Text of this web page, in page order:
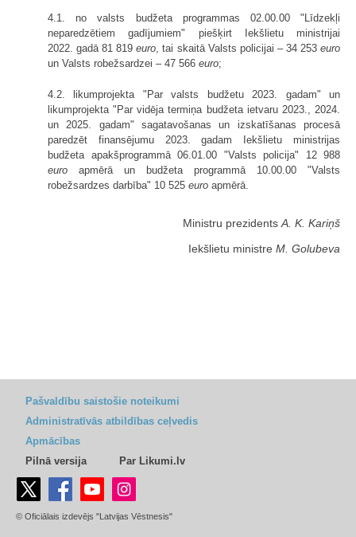
4.1. no valsts budžeta programmas 02.00.00 "Līdzekļi
neparedzētiem gadījumiem" piešķirt Iekšlietu ministrijai
2022. gadā 81 819euro , tai skaitā Valsts policijai – 34 253euro
un Valsts robežsardzei – 47 566 euro;
4.2. likumprojekta "Par valsts budžetu 2023. gadam" un
likumprojekta "Par vidēja termiņa budžeta ietvaru 2023., 2024.
un 2025. gadam" sagatavošanas un izskatīšanas procesā
paredzēt finansējumu 2023. gadam Iekšlietu ministrijas
budžeta apakšprogrammā 06.01.00 "Valsts policija" 12 988
euro apmērā un budžeta programmā 10.00.00 "Valsts
robežsardzes darbība" 10 525 euro apmērā.
Ministru prezidents A. K. Kariņš
Iekšlietu ministre M. Golubeva
Pašvaldību saistošie noteikumi
Administratīvās atbildības ceļvedis
Apmācības
Pilnā versija
Par Likumi.lv
© Oficiālais izdevējs "Latvijas Vēstnesis"